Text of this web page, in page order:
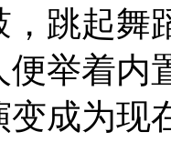
跳起舞
举着内
成为现